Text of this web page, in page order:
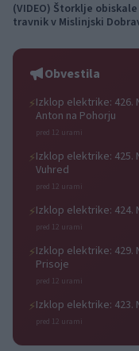
(VIDEO) Štorklje obiskale
travnik v Mislinjski
leto
Obvestila
⚡Izklop elektrike: 426.
Anton na Pohorju
pred 12 urami
⚡Izklop elektrike: 425.
Vuhred
pred 12 urami
⚡Izklop elektrike: 424.
pred 12 urami
⚡Izklop elektrike: 429.
Prisoje
pred 12 urami
⚡Izklop elektrike: 423.
pred 12 urami